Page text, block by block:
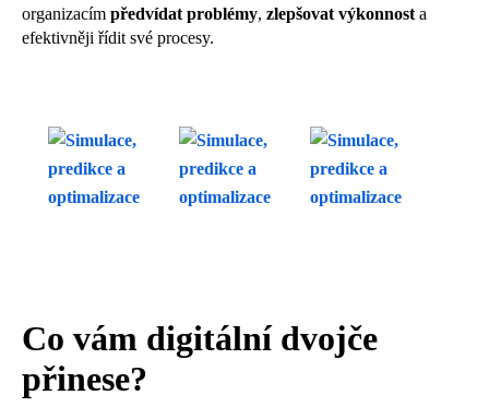
organizacím předvídat problémy, zlepšovat výkonnost a
efektivněji řídit své procesy.
Co vám digitální dvojče
přinese?